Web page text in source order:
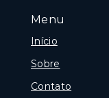
Menu
Início
Sobre
Contato